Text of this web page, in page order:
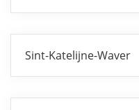
Sint-Katelijne-Waver